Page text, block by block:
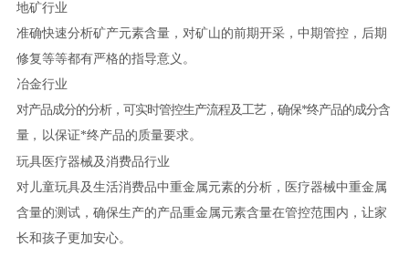
地矿行业
准确快速分析矿产元素含量，对矿山的前期开采，中期管控，后期
修复等等都有严格的指导意义。
冶金行业
对产品成分的分析，可实时管控生产流程及工艺，确保*终产品的成分含
量， 以保证*终产品的质量要求。
玩具医疗器械及消费品行业
对儿童玩具及生活消费品中重金属元素的分析，医疗器械中重金属
含量的测试，确保生产的产品重金属元素含量在管控范围内，让家
长和孩子更加安心。